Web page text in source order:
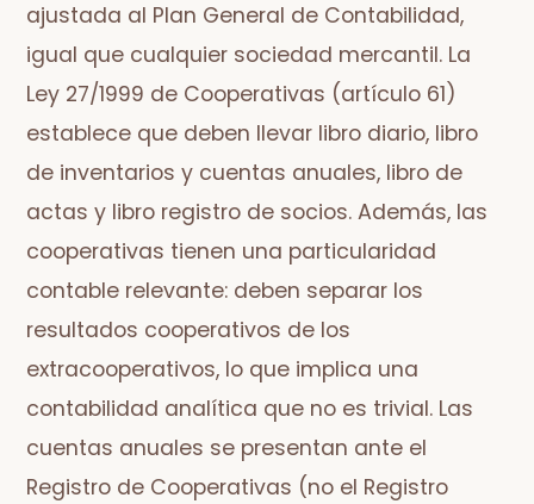
ajustada al Plan General de Contabilidad,
igual que cualquier sociedad mercantil. La
Ley 27/1999 de Cooperativas (artículo 61)
establece que deben llevar libro diario, libro
de inventarios y cuentas anuales, libro de
actas y libro registro de socios. Además, las
cooperativas tienen una particularidad
contable relevante: deben separar los
resultados cooperativos de los
extracooperativos, lo que implica una
contabilidad analítica que no es trivial. Las
cuentas anuales se presentan ante el
Registro de Cooperativas (no el Registro